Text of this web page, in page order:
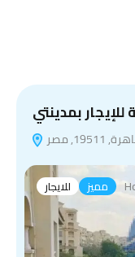
مصر
للايجار مميز